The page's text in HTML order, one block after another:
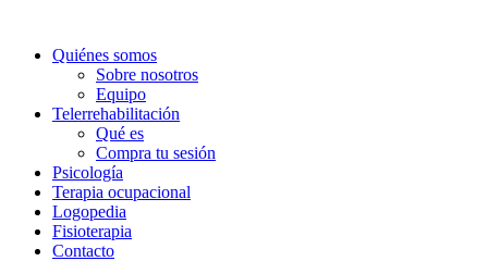
Quiénes somos
Sobre nosotros
Equipo
Telerrehabilitación
Qué es
Compra tu sesión
Psicología
Terapia ocupacional
Logopedia
Fisioterapia
Contacto